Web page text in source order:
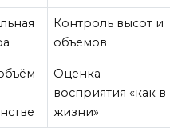
Контроль высот и
объёмов
Оценка
восприятия «как в
жизни»